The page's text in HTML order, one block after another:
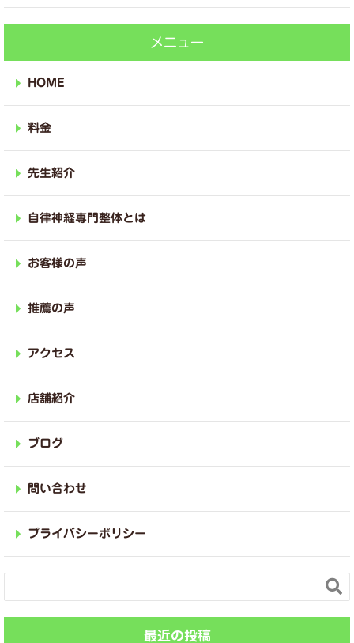
メニュー
HOME
料金
先生紹介
自律神経専門整体とは
お客様の声
推薦の声
アクセス
店舗紹介
ブログ
問い合わせ
プライバシーポリシー

最近の投稿